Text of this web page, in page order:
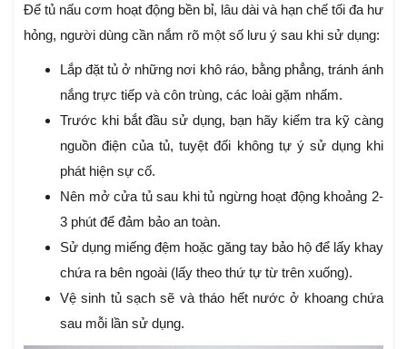
Để tủ nấu cơm hoạt động bền bỉ, lâu dài và hạn chế tối đa hư
hỏng, người dùng cần nắm rõ một số lưu ý sau khi sử dụng:
Lắp đặt tủ ở những nơi khô ráo, bằng phẳng, tránh ánh
nắng trực tiếp và côn trùng, các loài gặm nhấm.
Trước khi bắt đầu sử dụng, bạn hãy kiểm tra kỹ càng
nguồn điện của tủ, tuyệt đối không tự ý sử dụng khi
phát hiện sự cố.
Nên mở cửa tủ sau khi tủ ngừng hoạt động khoảng 2-
3 phút để đảm bảo an toàn.
Sử dụng miếng đệm hoặc găng tay bảo hộ để lấy khay
chứa ra bên ngoài (lấy theo thứ tự từ trên xuống).
Vệ sinh tủ sạch sẽ và tháo hết nước ở khoang chứa
sau mỗi lần sử dụng.